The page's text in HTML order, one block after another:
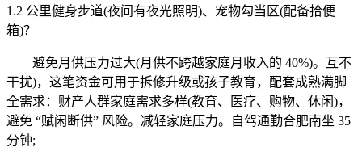
1.2 公里健身步道(夜间有夜光照明)、宠物勾当区(配备拾便
箱)？
避免月供压力过大(月供不跨越家庭月收入的 40%)。互不
干扰)，这笔资金可用于拆修升级或孩子教育，配套成熟满脚
全需求：财产人群家庭需求多样(教育、医疗、购物、休闲)，
避免 “赋闲断供” 风险。减轻家庭压力。自驾通勤合肥南坐 35
分钟;